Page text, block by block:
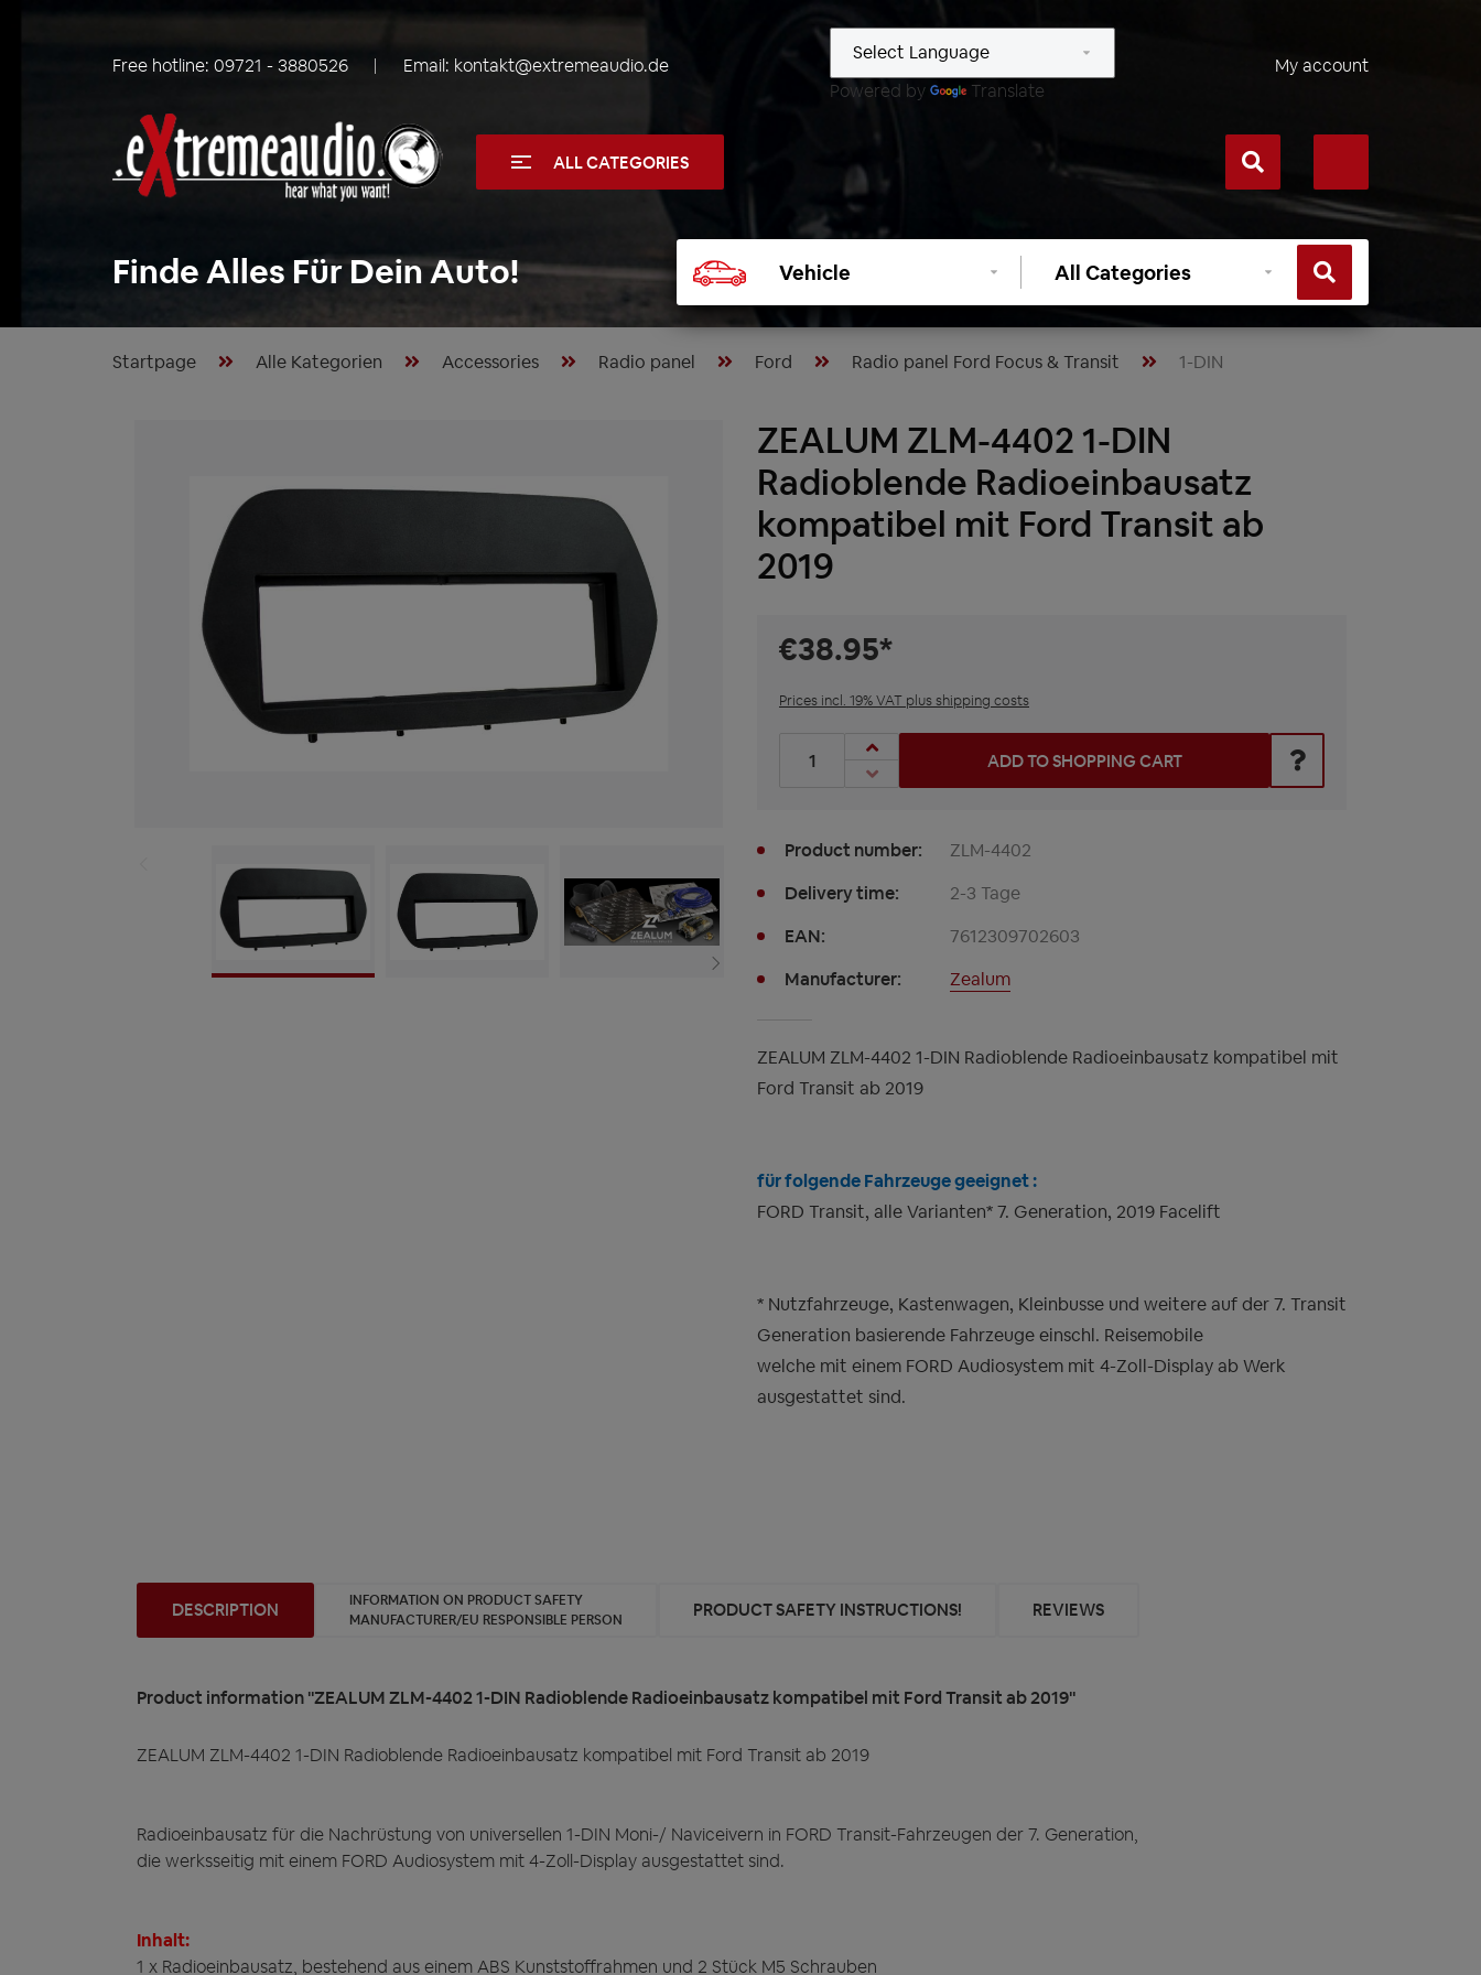
Free hotline: 09721 - 3880526 Email: kontakt@extremeaudio.de
Powered by
Translate
My account
ALL CATEGORIES
Finde Alles Für Dein Auto!
vehicle
Select
category
Startpage Alle Kategorien Accessories Radio panel Ford Radio panel Ford Focus & Transit 1-DIN
ZEALUM ZLM-4402 1-DIN
Radioblende Radioeinbausatz
kompatibel mit Ford Transit ab
2019
€38.95*
Prices incl. 19% VAT plus shipping costs
Product Quantity: Enter the desired amount or use the buttons to increase or decrease
ADD TO SHOPPING CART
Product number:
ZLM-4402
Delivery time:
2-3 Tage
EAN:
7612309702603
Manufacturer:
Zealum
ZEALUM ZLM-4402 1-DIN Radioblende Radioeinbausatz kompatibel mit
Ford Transit ab 2019
für folgende Fahrzeuge geeignet :
FORD Transit, alle Varianten* 7. Generation, 2019 Facelift
* Nutzfahrzeuge, Kastenwagen, Kleinbusse und weitere auf der 7. Transit
Generation basierende Fahrzeuge einschl. Reisemobile
welche mit einem FORD Audiosystem mit 4-Zoll-Display ab Werk
ausgestattet sind.
DESCRIPTION
INFORMATION ON PRODUCT SAFETY
MANUFACTURER/EU RESPONSIBLE PERSON
PRODUCT SAFETY INSTRUCTIONS! REVIEWS
Product information "ZEALUM ZLM-4402 1-DIN Radioblende Radioeinbausatz kompatibel mit Ford Transit ab 2019"
ZEALUM ZLM-4402 1-DIN Radioblende Radioeinbausatz kompatibel mit Ford Transit ab 2019
Radioeinbausatz für die Nachrüstung von universellen 1-DIN Moni-/ Naviceivern in FORD Transit-Fahrzeugen der 7. Generation,
die werksseitig mit einem FORD Audiosystem mit 4-Zoll-Display ausgestattet sind.
Inhalt:
1 x Radioeinbausatz, bestehend aus einem ABS Kunststoffrahmen und 2 Stück M5 Schrauben